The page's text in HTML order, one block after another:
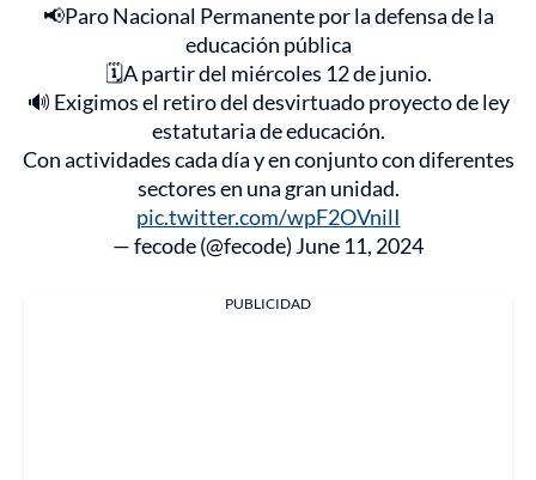
📢Paro Nacional Permanente por la defensa de la
educación pública
🗓️A partir del miércoles 12 de junio.
🔊 Exigimos el retiro del desvirtuado proyecto de ley
estatutaria de educación.
Con actividades cada día y en conjunto con diferentes
sectores en una gran unidad.
pic.twitter.com/wpF2OVnilI
— fecode (@fecode) June 11, 2024
PUBLICIDAD